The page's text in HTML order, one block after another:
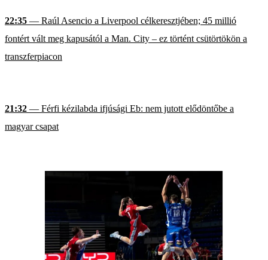
22:35 — Raúl Asencio a Liverpool célkeresztjében; 45 millió
fontért vált meg kapusától a Man. City – ez történt csütörtökön a
transzferpiacon
21:32 — Férfi kézilabda ifjúsági Eb: nem jutott elődöntőbe a
magyar csapat